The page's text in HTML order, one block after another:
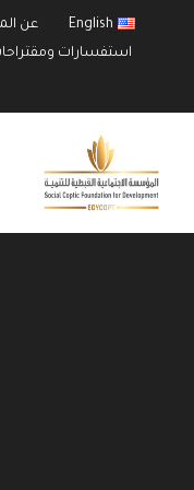
English عن
استفسارات